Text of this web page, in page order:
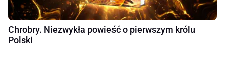
Chrobry. Niezwykła powieść o pierwszym królu
Polski